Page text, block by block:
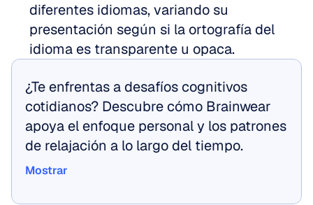
diferentes idiomas, variando su
presentación según si la ortografía del
idioma es transparente u opaca.
¿Te enfrentas a desafíos cognitivos
cotidianos? Descubre cómo Brainwear
apoya el enfoque personal y los patrones
de relajación a lo largo del tiempo.
Mostrar